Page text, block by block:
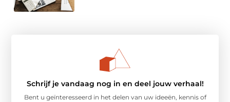
Schrijf je vandaag nog in en deel jouw verhaal!
Bent u geïnteresseerd in het delen van uw ideeën, kennis of